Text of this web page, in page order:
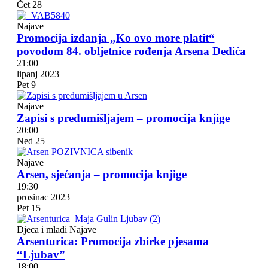
Čet 28
Najave
Promocija izdanja „Ko ovo more platit“
povodom 84. obljetnice rođenja Arsena Dedića
21:00
lipanj 2023
Pet 9
Najave
Zapisi s predumišljajem – promocija knjige
20:00
Ned 25
Najave
Arsen, sjećanja – promocija knjige
19:30
prosinac 2023
Pet 15
Djeca i mladi Najave
Arsenturica: Promocija zbirke pjesama
“Ljubav”